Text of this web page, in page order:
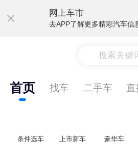
网上车市
去APP了解更多精彩汽车信
搜索关键
首页 找车 二手车 直
条件选车 上市新车 豪华车